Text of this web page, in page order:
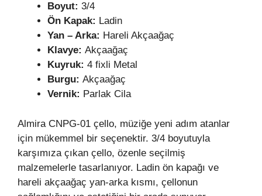
Boyut: 3/4
Ön Kapak: Ladin
Yan – Arka: Hareli Akçaağaç
Klavye: Akçaağaç
Kuyruk: 4 fixli Metal
Burgu: Akçaağaç
Vernik: Parlak Cila
Almira CNPG-01 çello, müziğe yeni adım atanlar
için mükemmel bir seçenektir. 3/4 boyutuyla
karşımıza çıkan çello, özenle seçilmiş
malzemelerle tasarlanıyor. Ladin ön kapağı ve
hareli akçaağaç yan-arka kısmı, çellonun